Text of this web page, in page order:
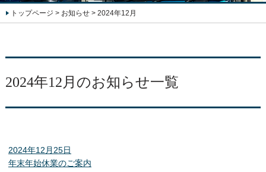
トップページ > お知らせ> 2024年12月
2024年12月のお知らせ一覧
2024年12月25日
年末年始休業のご案内